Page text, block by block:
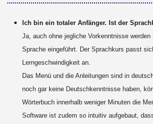
Ich bin ein totaler Anfänger. Ist der
Ja, auch ohne jegliche Vorkenntnisse
Sprache eingeführt. Der Sprachkurs passt
Lerngeschwindigkeit an.
Das Menü und die Anleitungen sind in
noch gar keine Deutschkenntnisse haben,
Wörterbuch innerhalb weniger Minuten die
Software ist zudem so intuitiv aufgebaut,